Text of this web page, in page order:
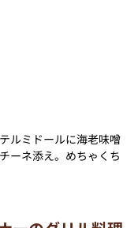
ルミドールに海老味噌
ーネ添え。めちゃくち